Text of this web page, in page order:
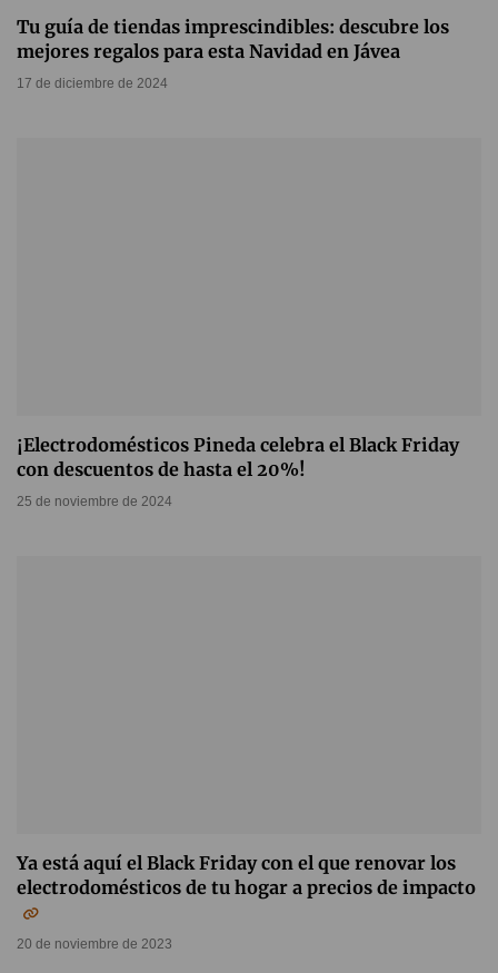
Tu guía de tiendas imprescindibles: descubre los
mejores regalos para esta Navidad en Jávea
17 de diciembre de 2024
¡Electrodomésticos Pineda celebra el Black Friday
con descuentos de hasta el 20%!
25 de noviembre de 2024
Ya está aquí el Black Friday con el que renovar los
electrodomésticos de tu hogar a precios de impacto
20 de noviembre de 2023